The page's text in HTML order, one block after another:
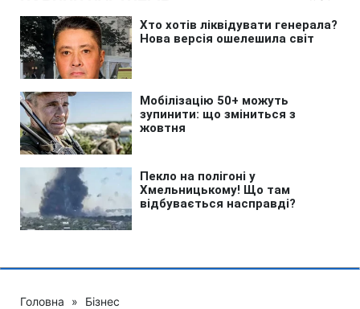
Головна » Бізнес